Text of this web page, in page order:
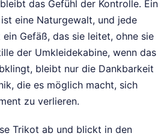
das Gefühl der Kontrolle. Ein
eine Naturgewalt, und jede
Gefäß, das sie leitet, ohne sie
der Umkleidekabine, wenn das
bleibt nur die Dankbarkeit
die es möglich macht, sich
zu verlieren.
Trikot ab und blickt in den